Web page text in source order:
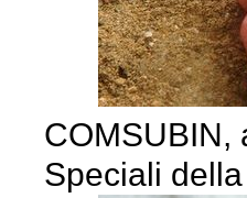
COMSUBIN,
Speciali